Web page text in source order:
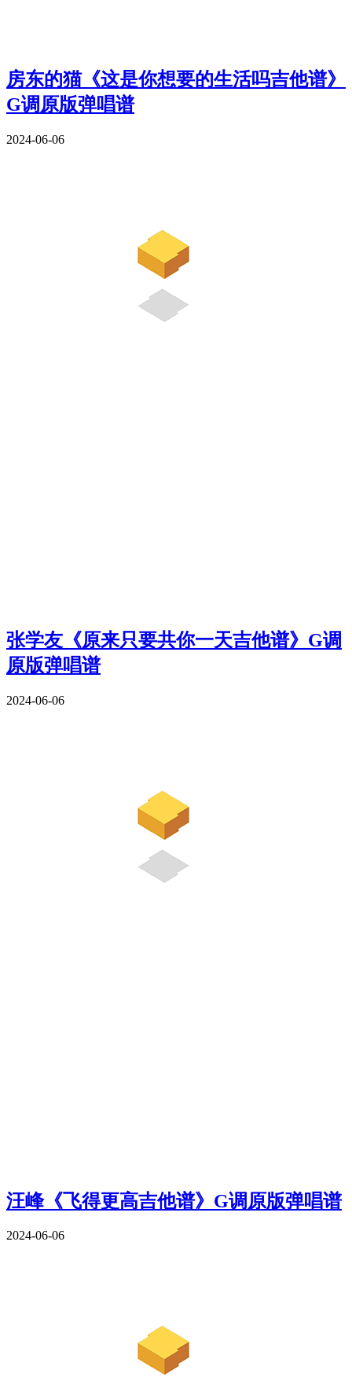
房东的猫《这是你想要的生活吗吉他谱》
G调原版弹唱谱
2024-06-06
张学友《原来只要共你一天吉他谱》G调
原版弹唱谱
2024-06-06
汪峰《飞得更高吉他谱》G调原版弹唱谱
2024-06-06